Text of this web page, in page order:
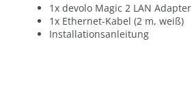
1x devolo Magic 2 LAN Adapter
1x Ethernet-Kabel (2 m, weiß)
Installationsanleitung